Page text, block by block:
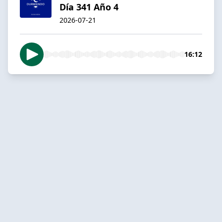
Día 341 Año 4
2026-07-21
16:12